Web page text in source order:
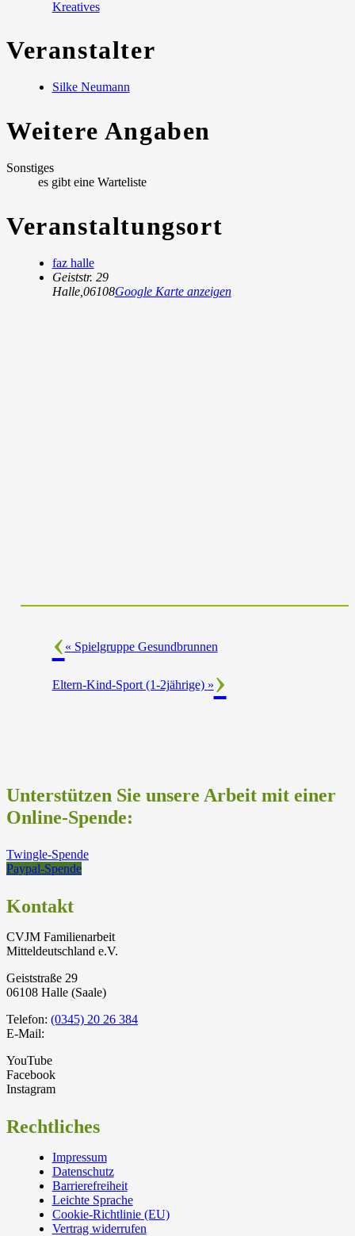
Kreatives
Veranstalter
Silke Neumann
Weitere Angaben
Sonstiges
es gibt eine Warteliste
Veranstaltungsort
faz halle
Geiststr. 29
Halle, 06108Google Karte anzeigen
« Spielgruppe Gesundbrunnen
Eltern-Kind-Sport (1-2jährige) »
Unterstützen Sie unsere Arbeit mit einer
Online-Spende:
Twingle-Spende
Paypal-Spende
Kontakt
CVJM Familienarbeit
Mitteldeutschland e.V.
Geiststraße 29
06108 Halle (Saale)
Telefon: (0345) 20 26 384
E-Mail:
YouTube
Facebook
Instagram
Rechtliches
Impressum
Datenschutz
Barrierefreiheit
Leichte Sprache
Cookie-Richtlinie (EU)
Vertrag widerrufen